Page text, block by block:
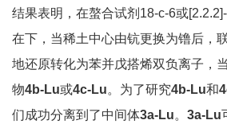
结果表明，在螯合试剂18-c-6或
在下，当稀土中心由钪更换为镥后，
地还原转化为苯并戊搭烯双负离子，
物4b-Lu或4c-Lu。为了研究4b-Lu和4
们成功分离到了中间体3a-Lu。 3a-Lu